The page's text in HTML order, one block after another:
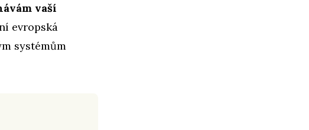
vaší
evropská
systémům